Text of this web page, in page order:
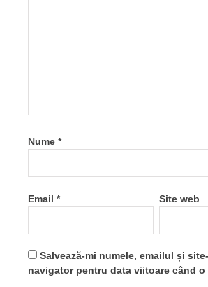
Nume *
Email * Site web
Salvează-mi numele, emailul și
navigator pentru data viitoare când o